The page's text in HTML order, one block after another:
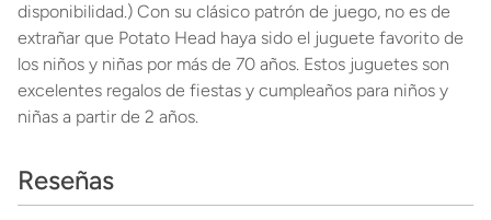
disponibilidad.) Con su clásico patrón de juego, no es de
extrañar que Potato Head haya sido el juguete favorito de
los niños y niñas por más de 70 años. Estos juguetes son
excelentes regalos de fiestas y cumpleaños para niños y
niñas a partir de 2 años.
Reseñas